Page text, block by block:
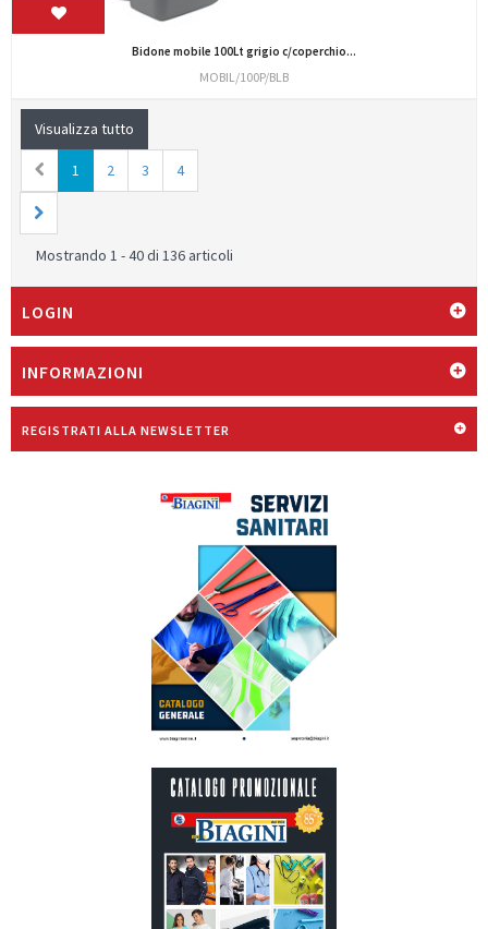
Bidone mobile 100Lt grigio c/coperchio...
MOBIL/100P/BLB
Visualizza tutto
1 2 3 4
Mostrando 1 - 40 di 136 articoli
LOGIN
INFORMAZIONI
REGISTRATI ALLA NEWSLETTER